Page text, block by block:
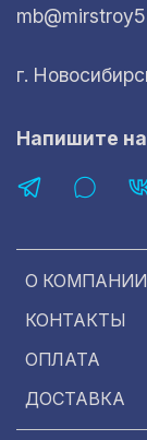
О КОМПАНИИ
КОНТАКТЫ
ОПЛАТА
ДОСТАВКА
г.
Напишите